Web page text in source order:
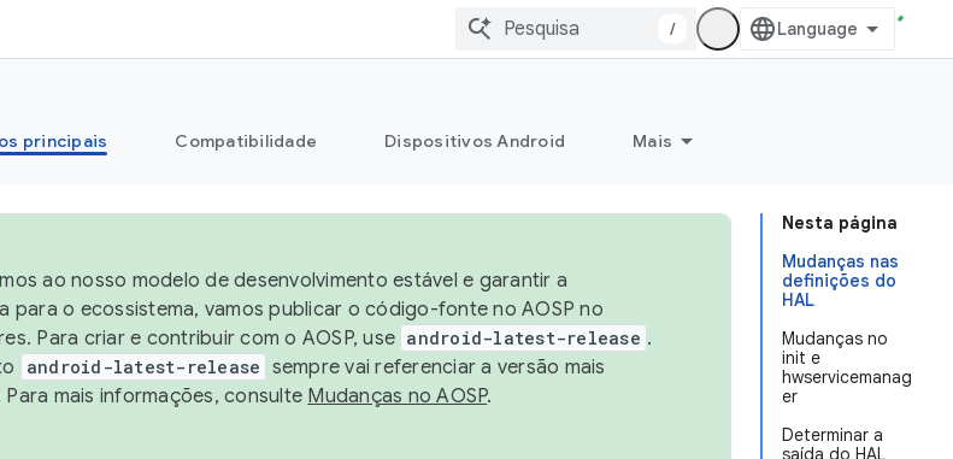
/
principais Compatibilidade Dispositivos Android Mais
Nesta página
Mudanças nas
definições do
HAL
Mudanças no
init e
hwservicemanag
er
Determinar a
saída do HAL
ao nosso modelo de desenvolvimento estável e garantir a
para o ecossistema, vamos publicar o código-fonte no AOSP no
Para criar e contribuir com o AOSP, use android-latest-release .
android-latest-release sempre vai referenciar a versão mais
mais informações, consulte Mudanças no AOSP.